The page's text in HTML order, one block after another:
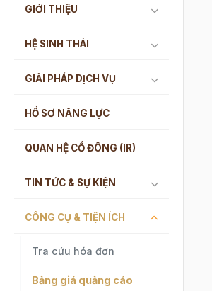
GIỚI THIỆU
HỆ SINH THÁI
GIẢI PHÁP DỊCH VỤ
HỒ SƠ NĂNG LỰC
QUAN HỆ CỔ ĐÔNG (IR)
TIN TỨC & SỰ KIỆN
CÔNG CỤ & TIỆN ÍCH
Tra cứu hóa đơn
Bảng giá quảng cáo